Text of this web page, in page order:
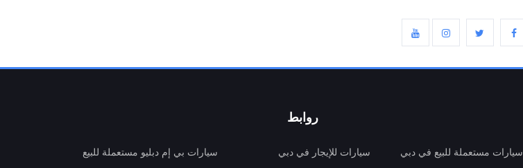
روابط
سيارات مستعملة للبيع في دبي
سيارات للإيجار في دبي
سيارات بي إم دبليو مستعملة للبيع